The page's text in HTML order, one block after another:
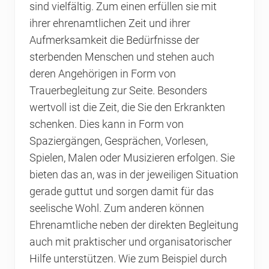
sind vielfältig. Zum einen erfüllen sie mit
ihrer ehrenamtlichen Zeit und ihrer
Aufmerksamkeit die Bedürfnisse der
sterbenden Menschen und stehen auch
deren Angehörigen in Form von
Trauerbegleitung zur Seite. Besonders
wertvoll ist die Zeit, die Sie den Erkrankten
schenken. Dies kann in Form von
Spaziergängen, Gesprächen, Vorlesen,
Spielen, Malen oder Musizieren erfolgen. Sie
bieten das an, was in der jeweiligen Situation
gerade guttut und sorgen damit für das
seelische Wohl. Zum anderen können
Ehrenamtliche neben der direkten Begleitung
auch mit praktischer und organisatorischer
Hilfe unterstützen. Wie zum Beispiel durch